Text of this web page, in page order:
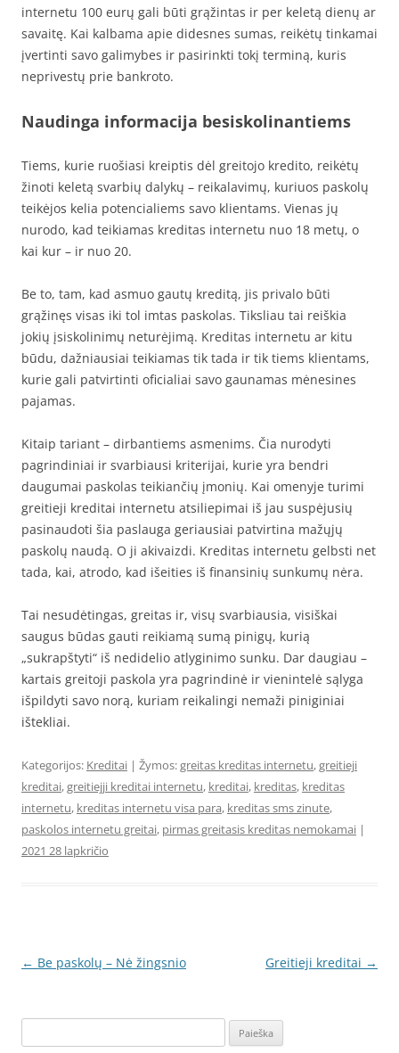
internetu 100 eurų gali būti grąžintas ir per keletą dienų ar
savaitę. Kai kalbama apie didesnes sumas, reikėtų tinkamai
įvertinti savo galimybes ir pasirinkti tokį terminą, kuris
neprivestų prie bankroto.
Naudinga informacija besiskolinantiems
Tiems, kurie ruošiasi kreiptis dėl greitojo kredito, reikėtų
žinoti keletą svarbių dalykų – reikalavimų, kuriuos paskolų
teikėjos kelia potencialiems savo klientams. Vienas jų
nurodo, kad teikiamas kreditas internetu nuo 18 metų, o
kai kur – ir nuo 20.
Be to, tam, kad asmuo gautų kreditą, jis privalo būti
grąžinęs visas iki tol imtas paskolas. Tiksliau tai reiškia
jokių įsiskolinimų neturėjimą. Kreditas internetu ar kitu
būdu, dažniausiai teikiamas tik tada ir tik tiems klientams,
kurie gali patvirtinti oficialiai savo gaunamas mėnesines
pajamas.
Kitaip tariant – dirbantiems asmenims. Čia nurodyti
pagrindiniai ir svarbiausi kriterijai, kurie yra bendri
daugumai paskolas teikiančių įmonių. Kai omenyje turimi
greitieji kreditai internetu atsiliepimai iš jau suspėjusių
pasinaudoti šia paslauga geriausiai patvirtina mažųjų
paskolų naudą. O ji akivaizdi. Kreditas internetu gelbsti net
tada, kai, atrodo, kad išeities iš finansinių sunkumų nėra.
Tai nesudėtingas, greitas ir, visų svarbiausia, visiškai
saugus būdas gauti reikiamą sumą pinigų, kurią
„sukrapštyti“ iš nedidelio atlyginimo sunku. Dar daugiau –
kartais greitoji paskola yra pagrindinė ir vienintelė sąlyga
išpildyti savo norą, kuriam reikalingi nemaži piniginiai
ištekliai.
Kategorijos: Kreditai | Žymos:greitas kreditas internetu,greitieji
kreditai,greitiejji kreditai internetu, kreditai, kreditas, kreditas
internetu, kreditas internetu visa para, kreditas sms zinute,
paskolos internetu greitai, pirmas greitasis kreditas nemokamai |
2021 28 lapkričio
Įrašo
← Be paskolų – Nė žingsnio Greitieji kreditai →